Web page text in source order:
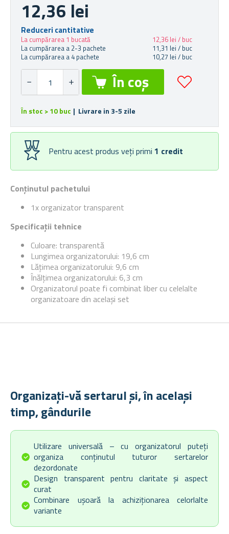
Conținutul pachetului
1x organizator transparent
Specificații tehnice
Culoare: transparentă
Lungimea organizatorului: 19,6 cm
Lățimea organizatorului: 9,6 cm
Înălțimea organizatorului: 6,3 cm
Organizatorul poate fi combinat liber cu celelalte
organizatoare din același set
12,36 lei
Reduceri cantitative
La cumpărarea 1 bucată
12,36 lei / buc
La cumpărarea a 2-3 pachete
11,31 lei / buc
La cumpărarea a 4 pachete
10,27 lei / buc
În stoc > 10 buc | Livrare in 3-5 zile
Pentru acest produs veți primi 1 credit
Organizați-vă sertarul și, în același
timp, gândurile
Utilizare universală – cu organizatorul puteți
organiza conținutul tuturor sertarelor
dezordonate
Design transparent pentru claritate și aspect
curat
Combinare ușoară la achiziționarea celorlalte
variante